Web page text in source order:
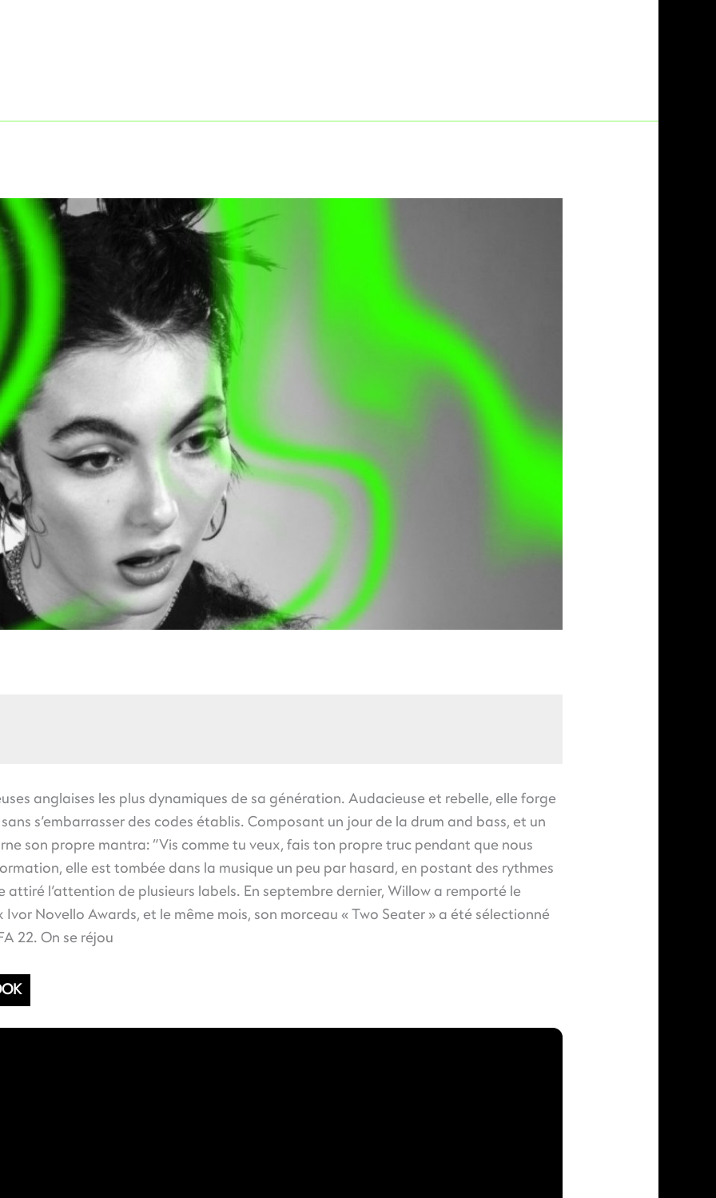
anglaises les plus dynamiques de sa génération. Audacieuse et rebelle, elle forge
s’embarrasser des codes établis. Composant un jour de la drum and bass, et un
son propre mantra: “Vis comme tu veux, fais ton propre truc pendant que nous
elle est tombée dans la musique un peu par hasard, en postant des rythmes
attiré l’attention de plusieurs labels. En septembre dernier, Willow a remporté le
Novello Awards, et le même mois, son morceau « Two Seater » a été sélectionné
22. On se réjou